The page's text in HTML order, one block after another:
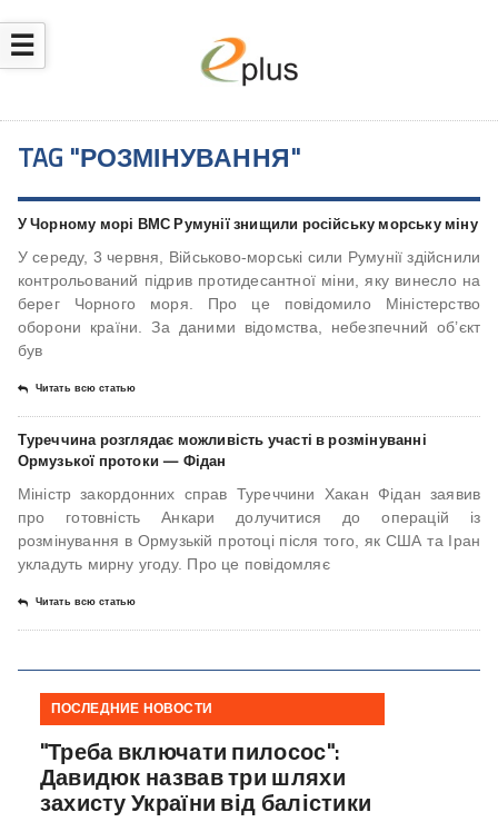
☰
TAG "РОЗМІНУВАННЯ"
У Чорному морі ВМС Румунії знищили російську морську міну
У середу, 3 червня, Військово-морські сили Румунії здійснили
контрольований підрив протидесантної міни, яку винесло на
берег Чорного моря. Про це повідомило Міністерство
оборони країни. За даними відомства, небезпечний об’єкт
був
Читать всю статью
Туреччина розглядає можливість участі в розмінуванні
Ормузької протоки — Фідан
Міністр закордонних справ Туреччини Хакан Фідан заявив
про готовність Анкари долучитися до операцій із
розмінування в Ормузькій протоці після того, як США та Іран
укладуть мирну угоду. Про це повідомляє
Читать всю статью
ПОСЛЕДНИЕ НОВОСТИ
"Треба включати пилосос":
Давидюк назвав три шляхи
захисту України від балістики